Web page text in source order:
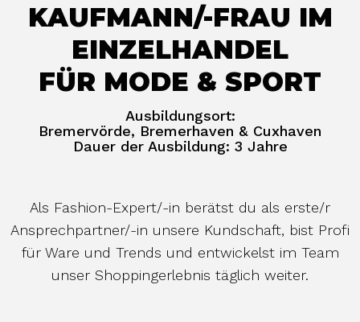
KAUFMANN/-FRAU IM
EINZELHANDEL
FÜR MODE & SPORT
Ausbildungsort:
Bremervörde, Bremerhaven & Cuxhaven
Dauer der Ausbildung: 3 Jahre
Als Fashion-Expert/-in berätst du als erste/r
Ansprechpartner/-in unsere Kundschaft, bist Profi
für Ware und Trends und entwickelst im Team
unser Shoppingerlebnis täglich weiter.